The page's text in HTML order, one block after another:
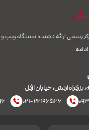
رسمی ارائه دهنده دستگاه ویپ
ادامه…
بزرکراه ارتش، خیابان ازگل
۰۲۱-۲۲۱۹۶۵۲۶